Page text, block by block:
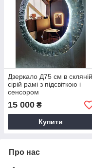
Дзеркало Д75 см в скляній
сірій рамі з підсвіткою і
сенсором
15 000 ₴
Купити
Про нас